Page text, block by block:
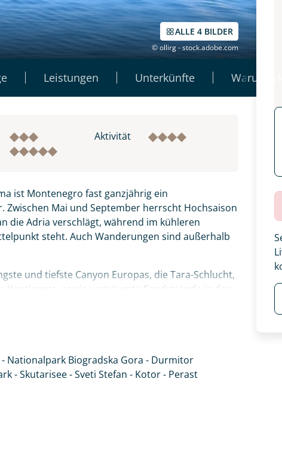
ALLE 4 BILDER
© ollirg - stock.adobe.com
Leistungen Unterkünfte Warum
Aktivität
ist Montenegro fast ganzjährig ein
Zwischen Mai und September herrscht Hochsaison
die Adria verschlägt, während im kühleren
steht. Auch Wanderungen sind außerhalb
und tiefste Canyon Europas, die Tara-Schlucht,
sowie verträumte Sandstrände in der
schneebedeckte Berge, Gletscherseen,
sowie italienisches Flair finden Sie in den
wo die Gastfreundschaft der
Nationalpark Biogradska Gora - Durmitor
- Skutarisee - Sveti Stefan - Kotor - Perast